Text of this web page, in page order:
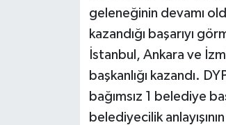
geleneğinin devamı
kazandığı başarıyı
İstanbul, Ankara ve
başkanlığı kazandı.
bağımsız 1 belediye
belediyecilik